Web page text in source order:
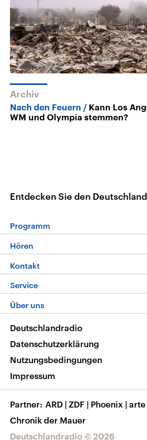
Archiv
Nach den Feuern
Kann Los
WM und Olympia stemmen?
Entdecken Sie den
Programm
Die Nachrichten
Nachrichtenleicht
Neue Beiträge auf dlf.de
Hören
Livestream
Podcasts
Deutschlandfunk App
Nachrichten App
Frequenzen
Kontakt
Hörerservice
Service
FAQ
Veranstaltungen
Musikliste
RSS
Über uns
Barrierefreiheit
Deutschlandradio © 2026
Deutschlandradio
Datenschutzerklärung
Nutzungsbedingungen
Impressum
Partner ARD | ZDF | Phoenix | arte
Chronik der Mauer